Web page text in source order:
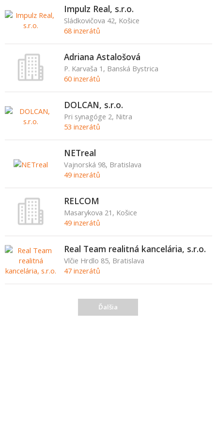
Impulz Real, s.r.o.
Sládkovičova 42, Košice
68 inzerátů
Adriana Astalošová
P. Karvaša 1, Banská Bystrica
60 inzerátů
DOLCAN, s.r.o.
Pri synagóge 2, Nitra
53 inzerátů
NETreal
Vajnorská 98, Bratislava
49 inzerátů
RELCOM
Masarykova 21, Košice
49 inzerátů
Real Team realitná kancelária, s.r.o.
Vlčie Hrdlo 85, Bratislava
47 inzerátů
Ďalšia